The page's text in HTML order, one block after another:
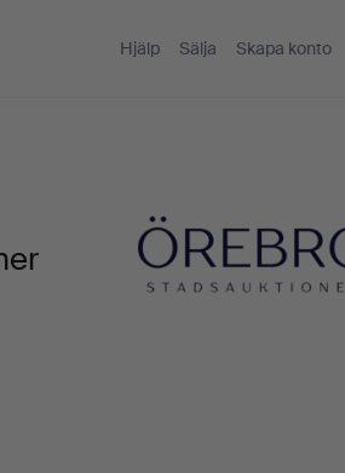
Hjälp Sälja Skapa konto